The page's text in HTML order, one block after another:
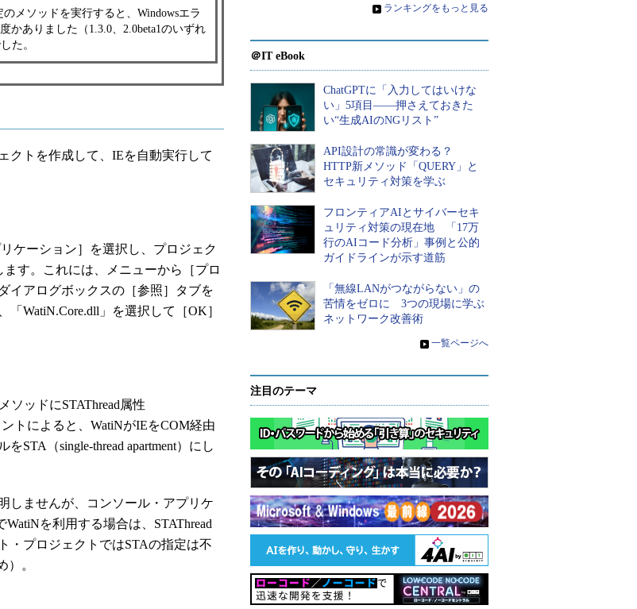
メソッドを実行すると、Windowsエラ
かありました（1.3.0、2.0beta1のいずれ
た。
トを作成して、IEを自動実行して
ケーション］を選択し、プロジェク
す。これには、メニューから［プロ
イアログボックスの［参照］タブを
WatiN.Core.dll」を選択して［OK］
ッドにSTAThread属性
トによると、WatiNがIEをCOM経由
STA（single-thread apartment）にし
しませんが、コンソール・アプリケ
を利用する場合は、STAThread
・プロジェクトではSTAの指定は不
）。
» ランキングをもっと見る
＠IT eBook
ChatGPTに「入力してはいけな
い」5項目――押さえておきた
い“生成AIのNGリスト”
API設計の常識が変わる？
HTTP新メソッド「QUERY」と
セキュリティ対策を学ぶ
フロンティアAIとサイバーセキ
ュリティ対策の現在地 「17万
行のAIコード分析」事例と公的
ガイドラインが示す道筋
「無線LANがつながらない」の
苦情をゼロに 3つの現場に学ぶ
ネットワーク改善術
» 一覧ページへ
注目のテーマ